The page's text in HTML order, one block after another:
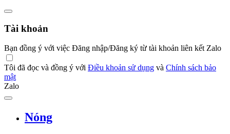
Tài khoản
Bạn đồng ý với việc Đăng nhập/Đăng ký từ tài khoản liên kết Zalo
Tôi đã đọc và đồng ý với Điều khoản sử dụng và Chính sách bảo
mật
Zalo
Nóng